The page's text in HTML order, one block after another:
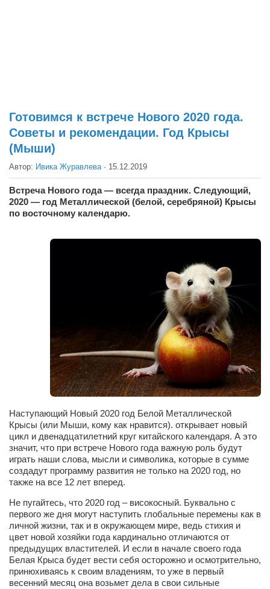
Выборы
Деньги
Традиции
Опросы
Экология
Арт-менеджеры
Лариса Ильченко
Тамара Кубракова
Елена Мельник
Вера Паненко
Семён Салатенко
Сергей Шепилов
Актёры
Валентин Бурый
Артём Мяус
Александра Сокол
Готовимся к встрече Нового 2020 года.
Советы и рекомендации. Год Крысы
(Мыши)
Автор: Ивика Журавлева · 15.12.2019
Встреча Нового года — всегда праздник. Следующий,
2020 — год Металлической (белой, серебряной) Крысы
по восточному календарю.
Наступающий Новый 2020 год Белой Металлической
Крысы (или Мыши, кому как нравится). открывает новый
цикл и двенадцатилетний круг китайского календаря. А это
значит, что при встрече Нового года важную роль будут
играть наши слова, мысли и символика, которые в сумме
создадут программу развития не только на 2020 год, но
также на все 12 лет вперед.
Не пугайтесь, что 2020 год – високосный. Буквально с
первого же дня могут наступить глобальные перемены как в
личной жизни, так и в окружающем мире, ведь стихия и
цвет новой хозяйки года кардинально отличаются от
предыдущих властителей. И если в начале своего года
Белая Крыса будет вести себя осторожно и осмотрительно,
принюхиваясь к своим владениям, то уже в первый
весенний месяц она возьмет дела в свои сильные